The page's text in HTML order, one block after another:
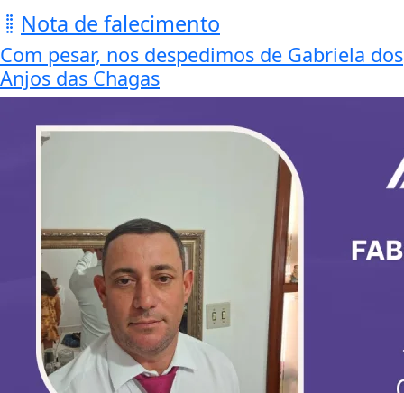
Nota de falecimento
Com pesar, nos despedimos de Gabriela dos
Anjos das Chagas